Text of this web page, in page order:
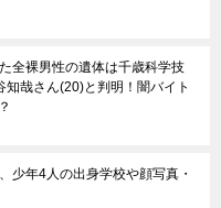
全裸男性の遺体は千歳科学技
哉さん(20)と判明！闇バイト
少年4人の出身学校や顔写真・